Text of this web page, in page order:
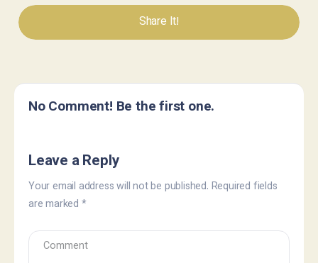
Share It!
No Comment! Be the first one.
Leave a Reply
Your email address will not be published. Required fields
are marked *